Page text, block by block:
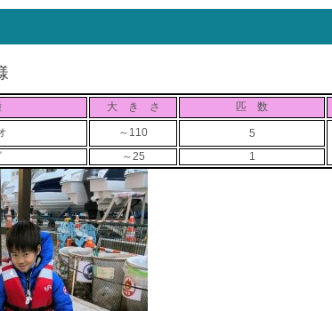
大 き さ 匹 数
～110 5
～25 1